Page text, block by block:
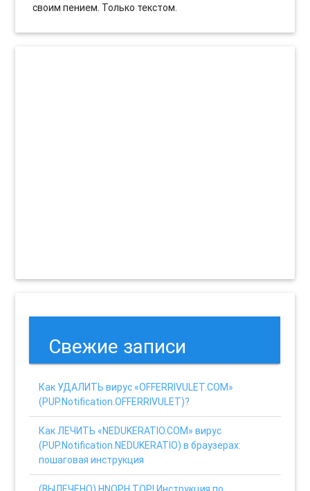
своим пением. Только текстом.
Свежие записи
Как УДАЛИТЬ вирус «OFFERRIVULET.COM»
(PUP.Notification.OFFERRIVULET)?
Как ЛЕЧИТЬ «NEDUKERATIO.COM» вирус
(PUP.Notification.NEDUKERATIO) в браузерах:
пошаговая инструкция